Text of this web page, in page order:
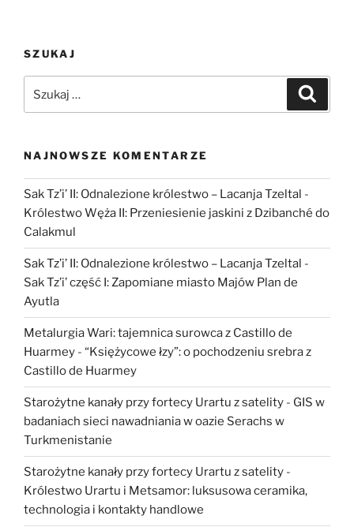
w
Serachs
Turkmenistanie”
SZUKAJ
NAJNOWSZE KOMENTARZE
Sak Tz’i’ II: Odnalezione królestwo – Lacanja Tzeltal -
Królestwo Węża II: Przeniesienie jaskini z Dzibanché do
Calakmul
Sak Tz’i’ II: Odnalezione królestwo – Lacanja Tzeltal -
Sak Tz’i’ część I: Zapomiane miasto Majów Plan de
Ayutla
Metalurgia Wari: tajemnica surowca z Castillo de
Huarmey - “Księżycowe łzy”: o pochodzeniu srebra z
Castillo de Huarmey
Starożytne kanały przy fortecy Urartu z satelity - GIS w
badaniach sieci nawadniania w oazie Serachs w
Turkmenistanie
Starożytne kanały przy fortecy Urartu z satelity -
Królestwo Urartu i Metsamor: luksusowa ceramika,
technologia i kontakty handlowe